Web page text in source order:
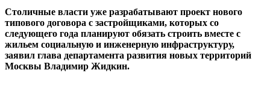
Cтоличные власти уже разрабатывают проект нового
типового договора с застройщиками, которых со
следующего года планируют обязать строить вместе с
жильем социальную и инженерную инфраструктуру,
заявил глава департамента развития новых территорий
Москвы Владимир Жидкин.